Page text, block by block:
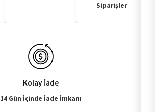
Siparişler
Kolay İade
14 Gün İçinde İade İmkanı